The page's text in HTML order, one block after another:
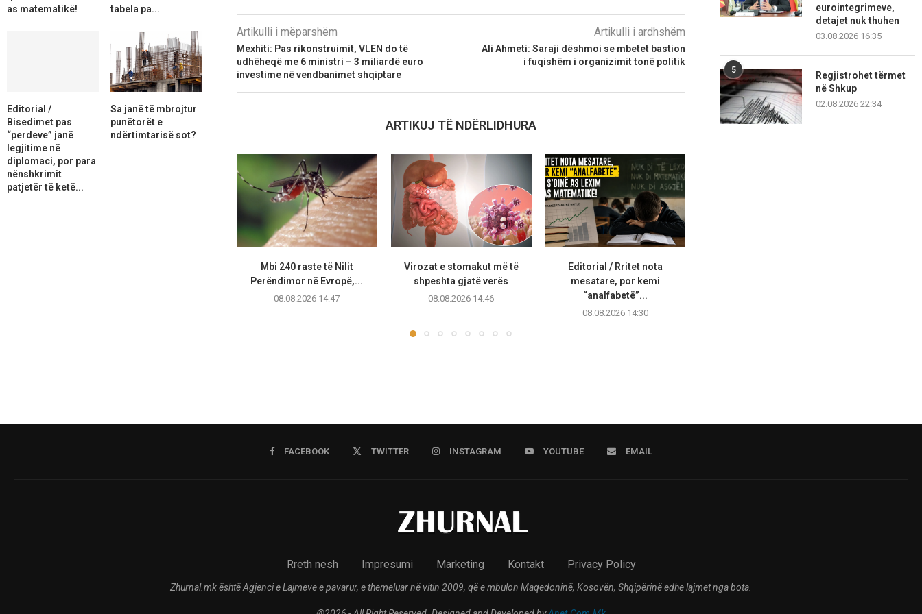
Artikulli i mëparshëm
Mexhiti: Pas rikonstruimit, VLEN do të
udhëheqë me 6 ministri – 3 miliardë euro
investime në vendbanimet shqiptare
Artikulli i ardhshëm
Ali Ahmeti: Saraji dëshmoi se mbetet bastion
i fuqishëm i organizimit tonë politik
ARTIKUJ TË NDËRLIDHURA
Mbi 240 raste të Nilit
Perëndimor në Evropë,...
08.08.2026 14:47
Virozat e stomakut më të
shpeshta gjatë verës
08.08.2026 14:46
Editorial / Rritet nota
mesatare, por kemi
“analfabetë”...
08.08.2026 14:30
eurointegrimeve,
detajet nuk thuhen
03.08.2026 16:35
5
Regjistrohet tërmet
në Shkup
02.08.2026 22:34
as matematikë!
tabela pa...
Editorial /
Bisedimet pas
“perdeve” janë
legjitime në
diplomaci, por para
nënshkrimit
patjetër të ketë...
Sa janë të mbrojtur
punëtorët e
ndërtimtarisë sot?
FACEBOOK TWITTER INSTAGRAM YOUTUBE EMAIL
Rreth nesh Impresumi Marketing Kontakt Privacy Policy
Zhurnal.mk është Agjenci e Lajmeve e pavarur, e themeluar në vitin 2009, që e mbulon Maqedoninë, Kosovën, Shqipërinë edhe lajmet nga bota.